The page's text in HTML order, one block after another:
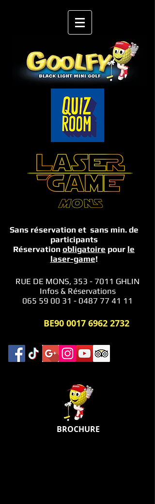
Sans réservation et sans min. de
participants
Réservation obligatoire pour le
laser-game!
RUE DE MONS, 353 - 7011 GHLIN
Infos & Réservations
065 59 00 31 - 0487 77 41 11
BE90 0017 6962 2732
BROCHURE